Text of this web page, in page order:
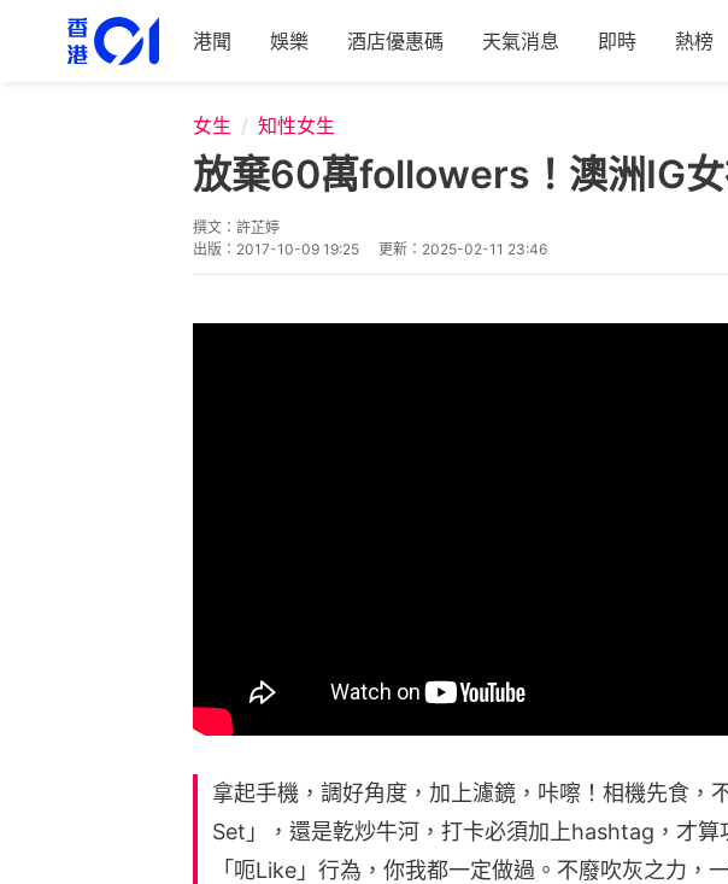
港聞 娛樂 酒店優惠碼 天氣消息 即時 熱榜
女生 知性女生
放棄60萬followers！澳洲IG女
撰文： 許芷婷
出版： 2017-10-09 19:25 更新： 2025-02-11 23:46
拿起手機，調好角度，加上濾鏡，咔嚓！相機先食，
Set」，還是亁炒牛河，打卡必須加上hashtag，才算
「呃Like」行為，你我都一定做過。不廢吹灰之力，